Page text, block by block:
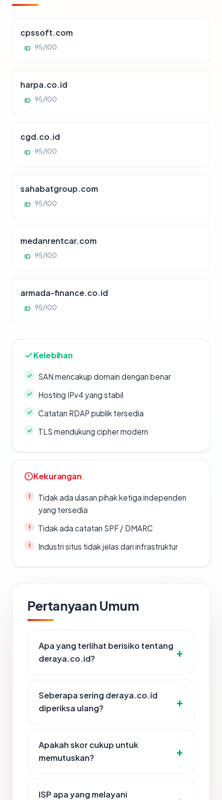
cpssoft.com
ID 95/100
harpa.co.id
ID 95/100
cgd.co.id
ID 95/100
sahabatgroup.com
ID 95/100
medanrentcar.com
ID 95/100
armada-finance.co.id
ID 95/100
Kelebihan
SAN mencakup domain dengan benar
Hosting IPv4 yang stabil
Catatan RDAP publik tersedia
TLS mendukung cipher modern
Kekurangan
Tidak ada ulasan pihak ketiga independen
yang tersedia
Tidak ada catatan SPF / DMARC
Industri situs tidak jelas dari infrastruktur
Pertanyaan Umum
Apa yang terlihat berisiko tentang
deraya.co.id?
Seberapa sering deraya.co.id
diperiksa ulang?
Apakah skor cukup untuk
memutuskan?
ISP apa yang melayani